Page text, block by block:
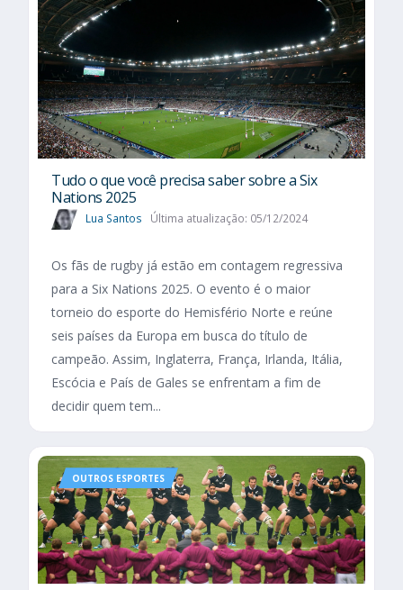
Tudo o que você precisa saber sobre a Six
Nations 2025​
Lua Santos Última atualização: 05/12/2024
Os fãs de rugby já estão em contagem regressiva
para a Six Nations 2025. O evento é o maior
torneio do esporte do Hemisfério Norte e reúne
seis países da Europa em busca do título de
campeão. Assim, Inglaterra, França, Irlanda, Itália,
Escócia e País de Gales se enfrentam a fim de
decidir quem tem...
OUTROS ESPORTES